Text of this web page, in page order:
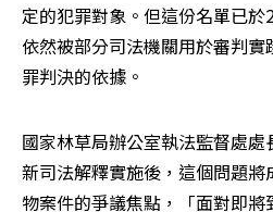
定的犯罪對象。但這份名單已
依然被部分司法機關用於審判
罪判決的依據。
國家林草局辦公室執法監督處處
新司法解釋實施後，這個問題
物案件的爭議焦點，「面對即